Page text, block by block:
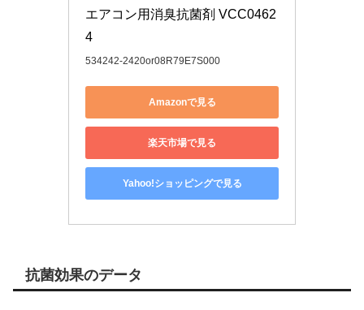
エアコン用消臭抗菌剤 VCC0462
4
534242-2420or08R79E7S000
Amazonで見る
楽天市場で見る
Yahoo!ショッピングで見る
抗菌効果のデータ